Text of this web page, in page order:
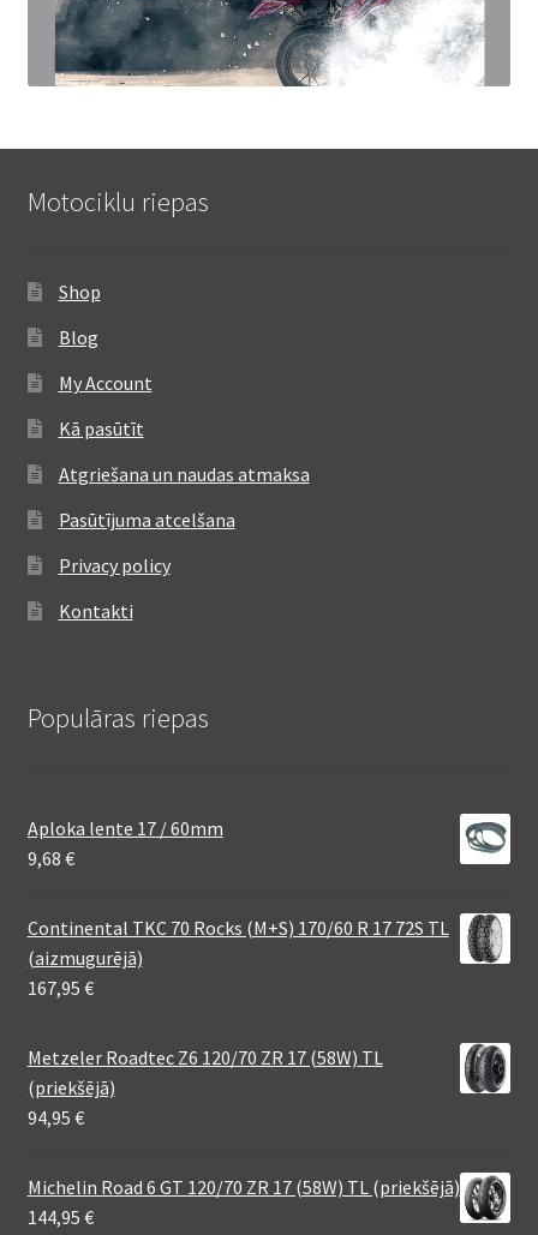
Motociklu riepas
Shop
Blog
My Account
Kā pasūtīt
Atgriešana un naudas atmaksa
Pasūtījuma atcelšana
Privacy policy
Kontakti
Populāras riepas
Aploka lente 17 / 60mm
9,68 €
Continental TKC 70 Rocks (M+S) 170/60 R 17 72S TL
(aizmugurējā)
167,95 €
Metzeler Roadtec Z6 120/70 ZR 17 (58W) TL
(priekšējā)
94,95 €
Michelin Road 6 GT 120/70 ZR 17 (58W) TL (priekšējā)
144,95 €